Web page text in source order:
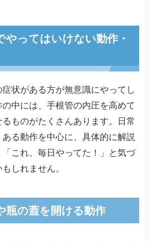
やってはいけない動作・
状がある方が無意識にやってし
の中には、手根管の内圧を高めて
ものがたくさんあります。日常
る動作を中心に、具体的に解説
「これ、毎日やってた！」と気づ
しれません。
瓶の蓋を開ける動作